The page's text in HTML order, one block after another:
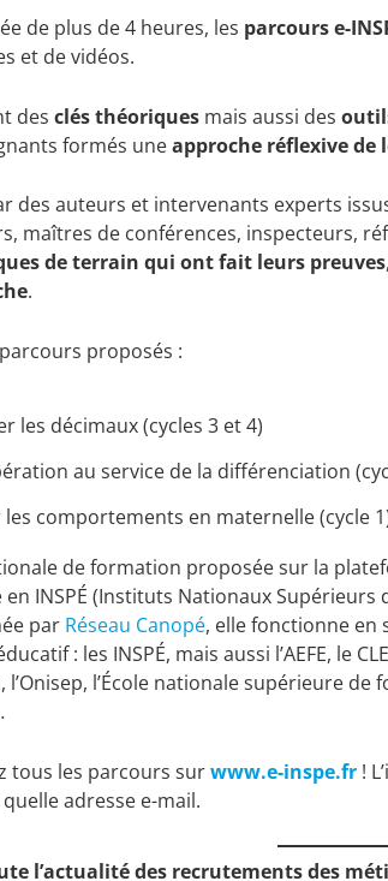
de plus de 4 heures, les parcours e-
et de vidéos.
des clés théoriques mais aussi des
formés uneapproche réflexive de
des auteurs et intervenants experts
maîtres de conférences, inspecteurs,
de terrain qui ont fait leurs preuves
.
proposés :
les décimaux (cycles 3 et 4)
au service de la différenciation
les comportements en maternelle (cycle
de formation proposée sur la
en INSPÉ (Instituts Nationaux Supérieurs
par Réseau Canopé, elle fonctionne en
: les INSPÉ, mais aussi l’AEFE, le
l’Onisep, l’École nationale supérieure
tous les parcours surwww.e-inspe.fr !
adresse e-mail.
l’actualité des recrutements des